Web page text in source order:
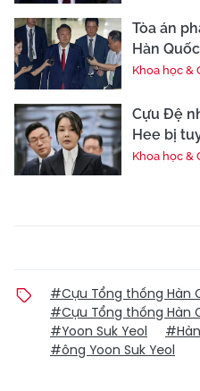
Tòa án
Hàn
Khoa học &
Cựu Đệ
Hee bị
Khoa học &
#Cựu Tổng thống Hàn
#Cựu Tổng thống Hàn
#Yoon Suk Yeol
#ông Yoon Suk Yeol